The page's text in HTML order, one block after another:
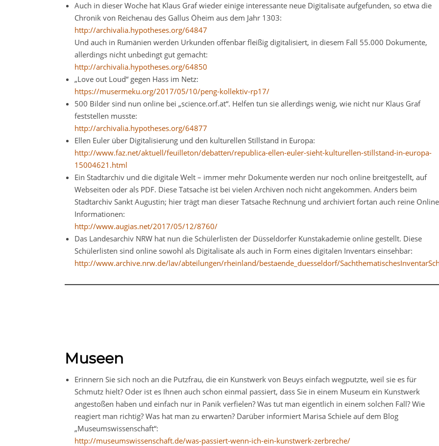
Auch in dieser Woche hat Klaus Graf wieder einige interessante neue Digitalisate aufgefunden, so etwa die
Chronik von Reichenau des Gallus Öheim aus dem Jahr 1303:
http://archivalia.hypotheses.org/64847
Und auch in Rumänien werden Urkunden offenbar fleißig digitalisiert, in diesem Fall 55.000 Dokumente,
allerdings nicht unbedingt gut gemacht:
http://archivalia.hypotheses.org/64850
„Love out Loud“ gegen Hass im Netz:
https://musermeku.org/2017/05/10/peng-kollektiv-rp17/
500 Bilder sind nun online bei „science.orf.at“. Helfen tun sie allerdings wenig, wie nicht nur Klaus Graf
feststellen musste:
http://archivalia.hypotheses.org/64877
Ellen Euler über Digitalisierung und den kulturellen Stillstand in Europa:
http://www.faz.net/aktuell/feuilleton/debatten/republica-ellen-euler-sieht-kulturellen-stillstand-in-europa-
15004621.html
Ein Stadtarchiv und die digitale Welt – immer mehr Dokumente werden nur noch online breitgestellt, auf
Webseiten oder als PDF. Diese Tatsache ist bei vielen Archiven noch nicht angekommen. Anders beim
Stadtarchiv Sankt Augustin; hier trägt man dieser Tatsache Rechnung und archiviert fortan auch reine
Informationen:
http://www.augias.net/2017/05/12/8760/
Das Landesarchiv NRW hat nun die Schülerlisten der Düsseldorfer Kunstakademie online gestellt. Diese
Schülerlisten sind online sowohl als Digitalisate als auch in Form eines digitalen Inventars einsehbar:
http://www.archive.nrw.de/lav/abteilungen/rheinland/bestaende_duesseldorf/
Museen
Erinnern Sie sich noch an die Putzfrau, die ein Kunstwerk von Beuys einfach wegputzte, weil sie es für
Schmutz hielt? Oder ist es Ihnen auch schon einmal passiert, dass Sie in einem Museum ein Kunstwerk
angestoßen haben und einfach nur in Panik verfielen? Was tut man eigentlich in einem solchen Fall? Wie
reagiert man richtig? Was hat man zu erwarten? Darüber informiert Marisa Schiele auf dem Blog
„Museumswissenschaft“:
http://museumswissenschaft.de/was-passiert-wenn-ich-ein-kunstwerk-zerbreche/